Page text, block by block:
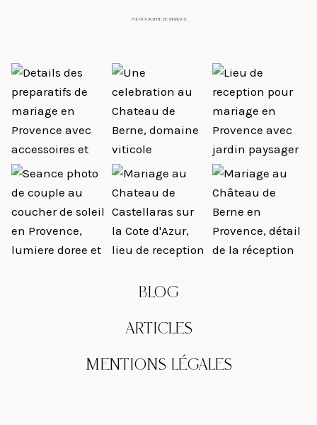
PHOTOGRAPHE DE MARIAGE
BLOG
ARTICLES
MENTIONS LÉGALES